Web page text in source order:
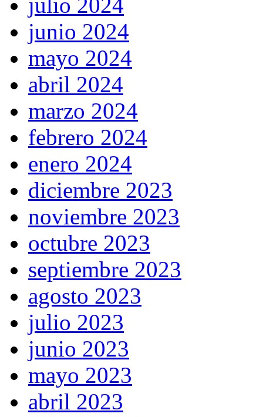
julio 2024
junio 2024
mayo 2024
abril 2024
marzo 2024
febrero 2024
enero 2024
diciembre 2023
noviembre 2023
octubre 2023
septiembre 2023
agosto 2023
julio 2023
junio 2023
mayo 2023
abril 2023